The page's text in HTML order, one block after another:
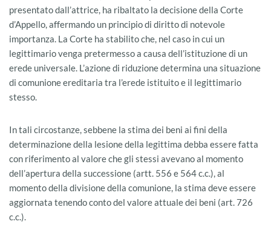
presentato dall’attrice, ha ribaltato la decisione della Corte
d’Appello, affermando un principio di diritto di notevole
importanza. La Corte ha stabilito che, nel caso in cui un
legittimario venga pretermesso a causa dell’istituzione di un
erede universale. L’azione di riduzione determina una situazione
di comunione ereditaria tra l’erede istituito e il legittimario
stesso.
In tali circostanze, sebbene la stima dei beni ai fini della
determinazione della lesione della legittima debba essere fatta
con riferimento al valore che gli stessi avevano al momento
dell’apertura della successione (artt. 556 e 564 c.c.), al
momento della divisione della comunione, la stima deve essere
aggiornata tenendo conto del valore attuale dei beni (art. 726
c.c.).